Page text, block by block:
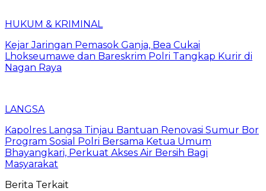
HUKUM & KRIMINAL
Kejar Jaringan Pemasok Ganja, Bea Cukai
Lhokseumawe dan Bareskrim Polri Tangkap Kurir di
Nagan Raya
LANGSA
Kapolres Langsa Tinjau Bantuan Renovasi Sumur Bor
Program Sosial Polri Bersama Ketua Umum
Bhayangkari, Perkuat Akses Air Bersih Bagi
Masyarakat
Berita Terkait